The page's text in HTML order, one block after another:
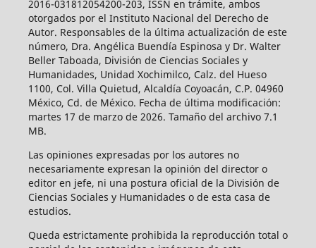
2016-031812054200-203, ISSN en trámite, ambos
otorgados por el Instituto Nacional del Derecho de
Autor. Responsables de la última actualización de este
número, Dra. Angélica Buendía Espinosa y Dr. Walter
Beller Taboada, División de Ciencias Sociales y
Humanidades, Unidad Xochimilco, Calz. del Hueso
1100, Col. Villa Quietud, Alcaldía Coyoacán, C.P. 04960
México, Cd. de México. Fecha de última modificación:
martes 17 de marzo de 2026. Tamaño del archivo 7.1
MB.
Las opiniones expresadas por los autores no
necesariamente expresan la opinión del director o
editor en jefe, ni una postura oficial de la División de
Ciencias Sociales y Humanidades o de esta casa de
estudios.
Queda estrictamente prohibida la reproducción total o